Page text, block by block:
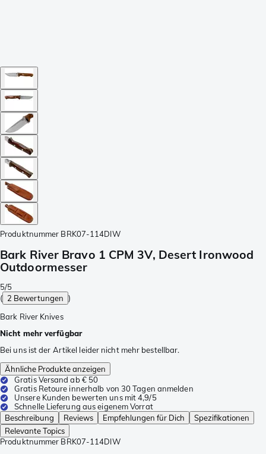
Produktnummer BRK07-114DIW
Bark River Bravo 1 CPM 3V, Desert Ironwood
Outdoormesser
5/5
( 2 Bewertungen )
Bark River Knives
Nicht mehr verfügbar
Bei uns ist der Artikel leider nicht mehr bestellbar.
Ähnliche Produkte anzeigen
Gratis Versand ab € 50
Gratis Retoure innerhalb von 30 Tagen anmelden
Unsere Kunden bewerten uns mit 4,9/5
Schnelle Lieferung aus eigenem Vorrat
Beschreibung
Reviews Empfehlungen für Dich
Spezifikationen
Relevante Topics
Produktnummer BRK07-114DIW